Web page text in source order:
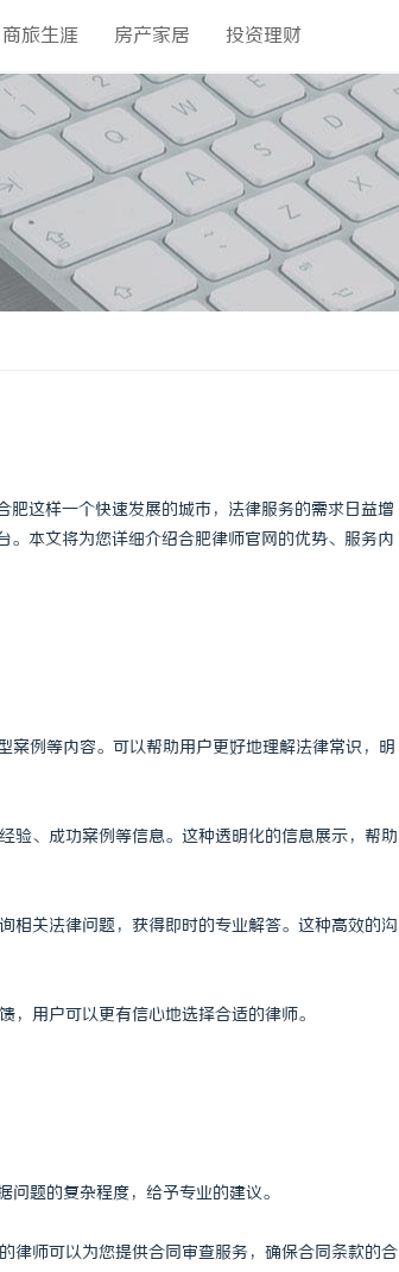
商旅生涯 房产家居 投资理财
这样一个快速发展的城市，法律服务的需求日益增
本文将为您详细介绍合肥律师官网的优势、服务内
案例等内容。可以帮助用户更好地理解法律常识，明
验、成功案例等信息。这种透明化的信息展示，帮助
相关法律问题，获得即时的专业解答。这种高效的沟
用户可以更有信心地选择合适的律师。
题的复杂程度，给予专业的建议。
律师可以为您提供合同审查服务，确保合同条款的合